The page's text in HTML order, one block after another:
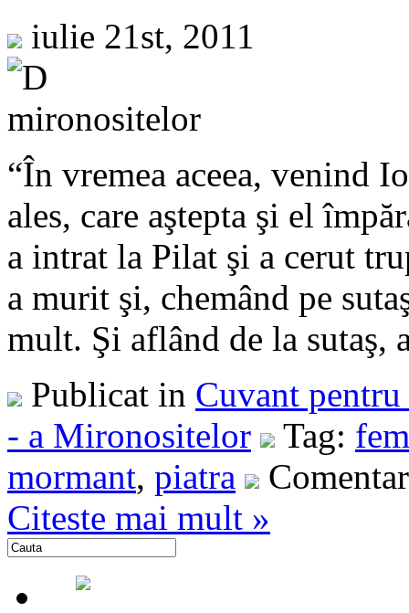
iulie 21st, 2011
“În vremea aceea, venind
ales, care aştepta şi el
a intrat la Pilat şi a cerut
a murit şi, chemând pe
mult. Şi aflând de la sutaş,
Publicat in Cuvant
- a Mironositelor
Tag:
mormant, piatra
Citeste mai mult »